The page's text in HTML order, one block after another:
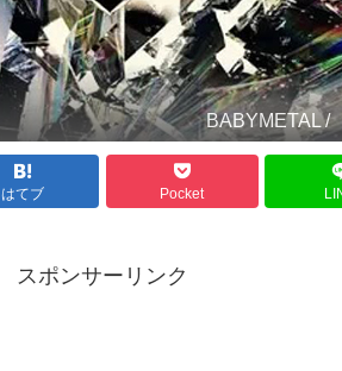
BABYMETAL /
はてブ Pocket
スポンサーリンク